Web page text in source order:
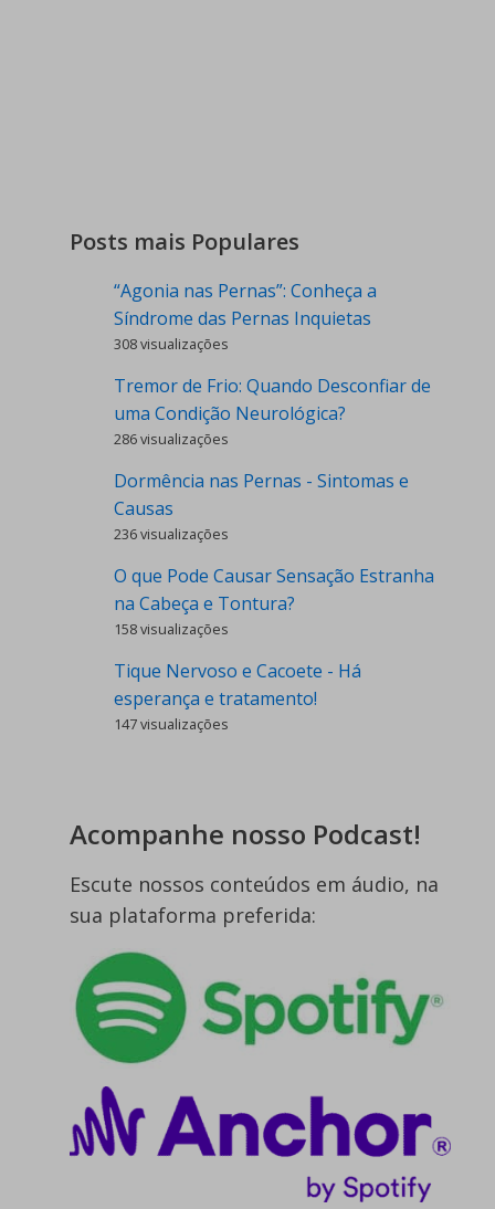
Posts mais Populares
“Agonia nas Pernas”: Conheça a
Síndrome das Pernas Inquietas
308 visualizações
Tremor de Frio: Quando Desconfiar de
uma Condição Neurológica?
286 visualizações
Dormência nas Pernas - Sintomas e
Causas
236 visualizações
O que Pode Causar Sensação Estranha
na Cabeça e Tontura?
158 visualizações
Tique Nervoso e Cacoete - Há
esperança e tratamento!
147 visualizações
Acompanhe nosso Podcast!
Escute nossos conteúdos em áudio, na
sua plataforma preferida: